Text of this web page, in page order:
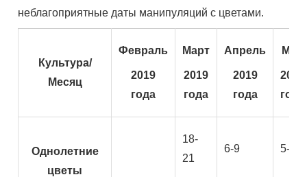
неблагоприятные даты манипуляций с цветами.
Культура/
Месяц
Февраль
2019
года
Март
2019
года
Апрель
2019
года
Май
2019
года
Однолетние
цветы
18-
21
6-9 5-8